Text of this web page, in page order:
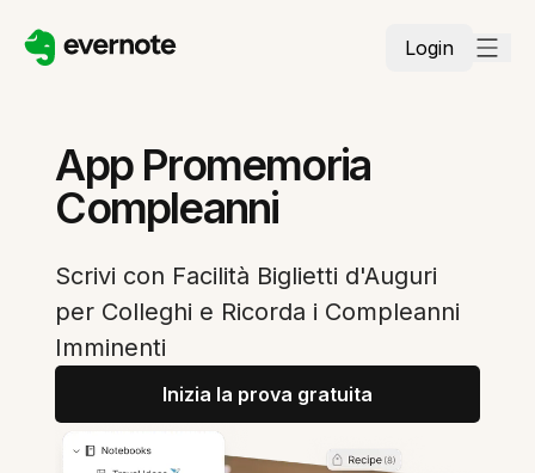
Login
App Promemoria
Compleanni
Scrivi con Facilità Biglietti d'Auguri
per Colleghi e Ricorda i Compleanni
Imminenti
Inizia la prova gratuita